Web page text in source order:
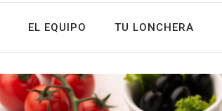
EL EQUIPO TU LONCHERA